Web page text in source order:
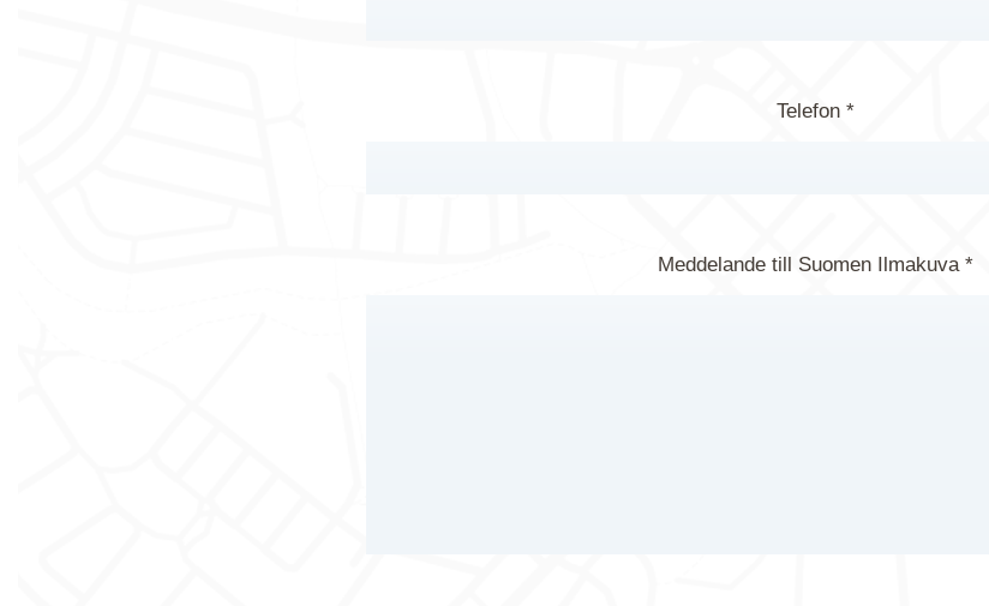
Telefon *
Meddelande till Suomen Ilmakuva *